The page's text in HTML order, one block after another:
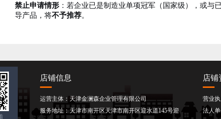
禁止申请情形 ：若企业已是制造业单项冠军（国家级），或与
导产品，将不予推荐。